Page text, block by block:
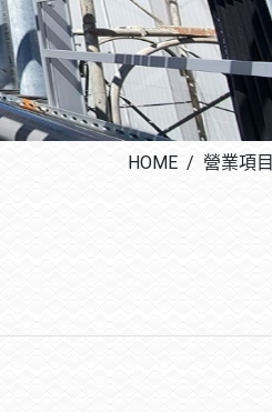
HOME 營業項目